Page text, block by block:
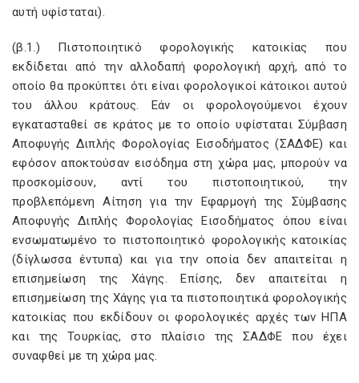
αυτή υφίσταται).
(β.1.) Πιστοποιητικό φορολογικής κατοικίας που
εκδίδεται από την αλλοδαπή φορολογική αρχή, από το
οποίο θα προκύπτει ότι είναι φορολογικοί κάτοικοι αυτού
του άλλου κράτους. Εάν οι φορολογούμενοι έχουν
εγκατασταθεί σε κράτος με το οποίο υφίσταται Σύμβαση
Αποφυγής Διπλής Φορολογίας Εισοδήματος (ΣΑΔΦΕ) και
εφόσον αποκτούσαν εισόδημα στη χώρα μας, μπορούν να
προσκομίσουν, αντί του πιστοποιητικού, την
προβλεπόμενη Αίτηση για την Εφαρμογή της Σύμβασης
Αποφυγής Διπλής Φορολογίας Εισοδήματος όπου είναι
ενσωματωμένο το πιστοποιητικό φορολογικής κατοικίας
(δίγλωσσα έντυπα) και για την οποία δεν απαιτείται η
επισημείωση της Χάγης. Επίσης, δεν απαιτείται η
επισημείωση της Χάγης για τα πιστοποιητικά φορολογικής
κατοικίας που εκδίδουν οι φορολογικές αρχές των ΗΠΑ
και της Τουρκίας, στο πλαίσιο της ΣΑΔΦΕ που έχει
συναφθεί με τη χώρα μας.